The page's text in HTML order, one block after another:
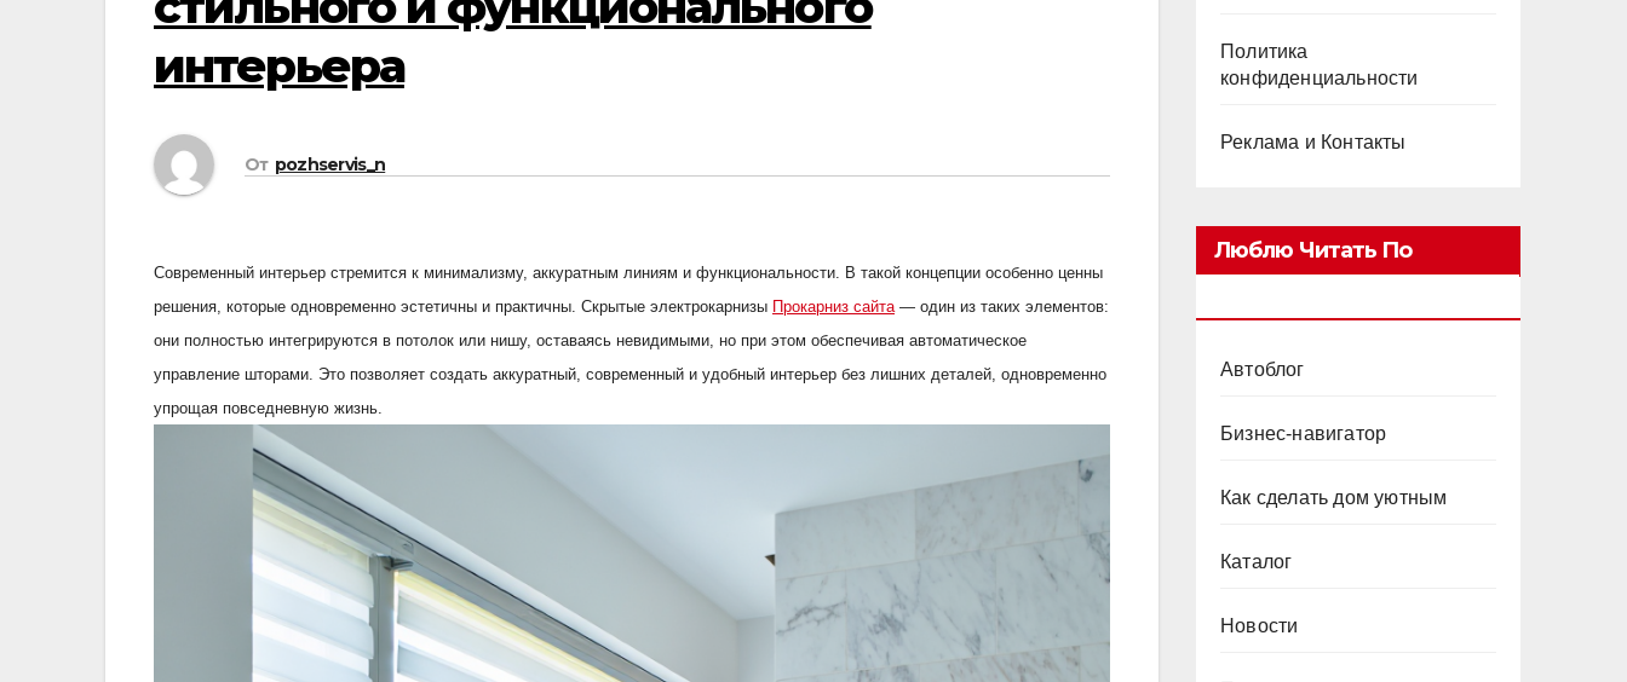
интерьера
От pozhservis_n
Современный интерьер стремится к минимализму, аккуратным линиям и функциональности. В такой концепции особенно ценны
решения, которые одновременно эстетичны и практичны. Скрытые электрокарнизы Прокарниз сайта— один из таких элементов:
они полностью интегрируются в потолок или нишу, оставаясь невидимыми, но при этом обеспечивая автоматическое
управление шторами. Это позволяет создать аккуратный, современный и удобный интерьер без лишних деталей, одновременно
упрощая повседневную жизнь.
Политика
конфиденциальности
Реклама и Контакты
Люблю Читать По
Автоблог
Бизнес-навигатор
Как сделать дом уютным
Каталог
Новости